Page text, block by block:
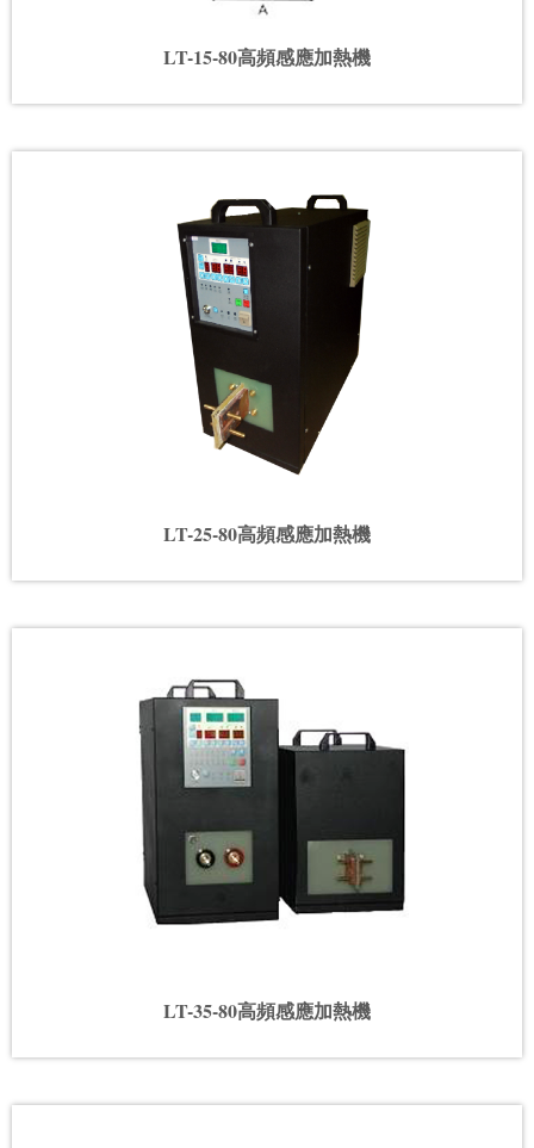
LT-15-80高頻感應加熱機
LT-25-80高頻感應加熱機
LT-35-80高頻感應加熱機